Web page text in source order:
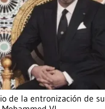
de la entronización de su